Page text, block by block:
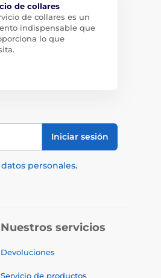
de collares
de collares es un
indispensable que
lo que
Iniciar sesión
personales.
Nuestros servicios
Devoluciones
Servicio de productos